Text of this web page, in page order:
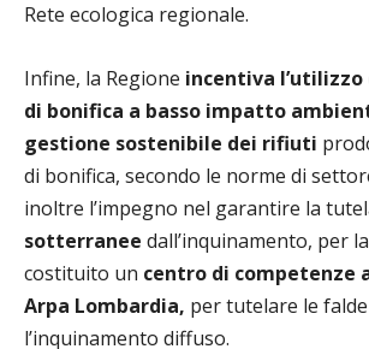
Rete ecologica regionale.
Infine, la Regione incentiva
di bonifica a basso impatto
gestione sostenibile dei rifiuti
di bonifica, secondo le norme di
inoltre l’impegno nel garantire la
sotterranee dall’inquinamento, per
costituito un centro di competenze
Arpa Lombardia, per tutelare le
l’inquinamento diffuso.